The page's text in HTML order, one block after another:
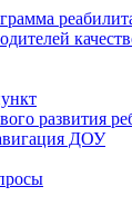
развития
ДОУ